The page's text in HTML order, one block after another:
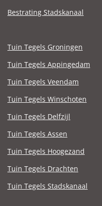
Bestrating Stadskanaal
Tuin Tegels Groningen
Tuin Tegels Appingedam
Tuin Tegels Veendam
Tuin Tegels Winschoten
Tuin Tegels Delfzijl
Tuin Tegels Assen
Tuin Tegels Hoogezand
Tuin Tegels Drachten
Tuin Tegels Stadskanaal